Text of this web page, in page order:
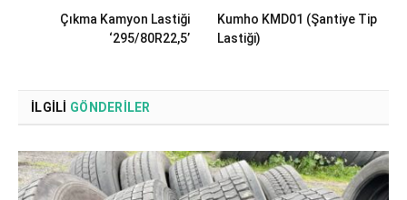
Çıkma Kamyon Lastiği
‘295/80R22,5’
Kumho KMD01 (Şantiye Tip
Lastiği)
İLGILI GÖNDERILER